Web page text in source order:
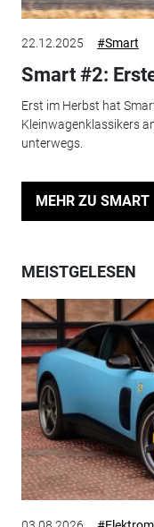
22.12.2025 #Smart
Smart #2:
Erst im Herbst hat
Kleinwagenklassikers
unterwegs.
MEHR ZU SMART
MEISTGELESEN